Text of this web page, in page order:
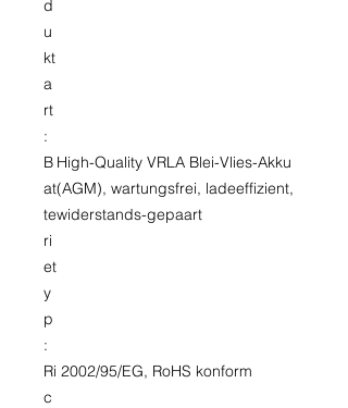
d
u
kt
a
rt
:
B
at
te
ri
et
y
p
:
High-Quality VRLA Blei-Vlies-Akku
(AGM), wartungsfrei, ladeeffizient,
widerstands-gepaart
Ri
c
2002/95/EG, RoHS konform